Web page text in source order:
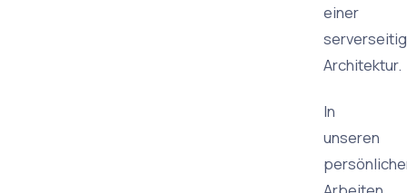
einer
Architektur.
In
unseren